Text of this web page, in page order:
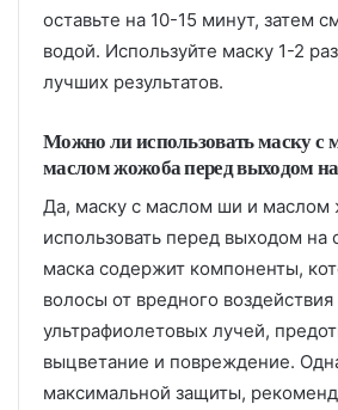
оставьте на 10-15 минут, затем
водой. Используйте маску 1-2
лучших результатов.
Можно ли использовать маску с
маслом жожоба перед выходом
Да, маску с маслом ши и
использовать перед выходом на
маска содержит компоненты,
волосы от вредного воздействия
ультрафиолетовых лучей,
выцветание и повреждение.
максимальной защиты,